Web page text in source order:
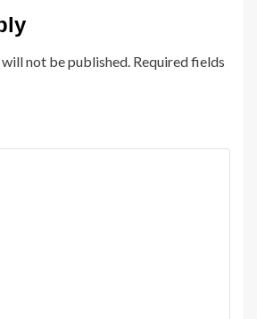
not be published. Required fields